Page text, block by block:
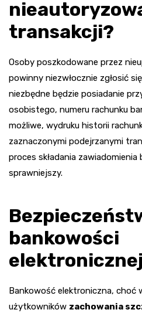
transakcji?
Osoby poszkodowane przez
powinny niezwłocznie zgłosić
niezbędne będzie posiadanie
osobistego, numeru rachunku
możliwe, wydruku historii
zaznaczonymi podejrzanymi
proces składania zawiadomienia
sprawniejszy.
bankowości
elektronicznej
Bankowość elektroniczna, choć
użytkowników zachowania